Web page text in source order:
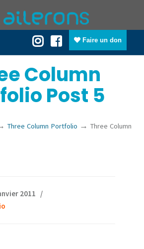
Faire un don
Column
Post 5
Three Column Portfolio → Three Column
2011 /